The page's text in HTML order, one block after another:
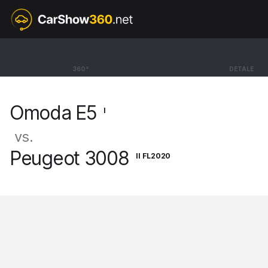
360° DETALE
Omoda E5
Omoda E5 I
vs.
Peugeot 3008 II FL2020